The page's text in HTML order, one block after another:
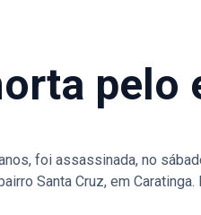
pelo
foi assassinada, no
Santa Cruz, em